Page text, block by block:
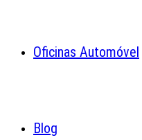
Oficinas Automóvel
Blog